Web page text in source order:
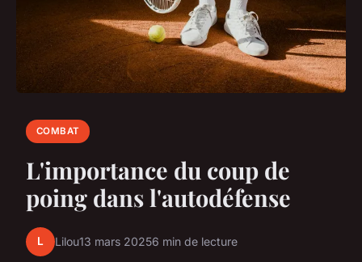
COMBAT
L'importance du coup de
poing dans l'autodéfense
L Lilou13 mars 20256 min de lecture